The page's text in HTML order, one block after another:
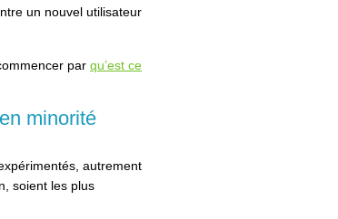
un nouvel utilisateur
par qu’est ce
minorité
autrement
soient les plus